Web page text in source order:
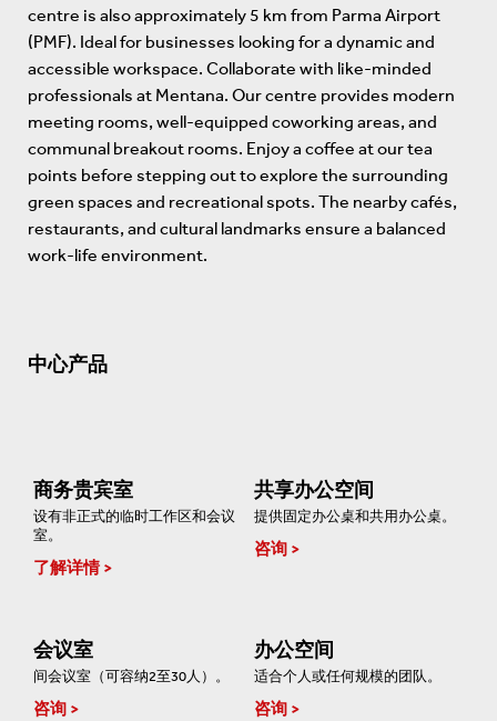
centre is also approximately 5 km from Parma Airport
(PMF). Ideal for businesses looking for a dynamic and
accessible workspace. Collaborate with like-minded
professionals at Mentana. Our centre provides modern
meeting rooms, well-equipped coworking areas, and
communal breakout rooms. Enjoy a coffee at our tea
points before stepping out to explore the surrounding
green spaces and recreational spots. The nearby cafés,
restaurants, and cultural landmarks ensure a balanced
work-life environment.
中心产品
商务贵宾室
设有非正式的临时工作区和会议
室。
了解详情
共享办公空间
提供固定办公桌和共用办公桌。
咨询
会议室
间会议室（可容纳2至30人）。
咨询
办公空间
适合个人或任何规模的团队。
咨询